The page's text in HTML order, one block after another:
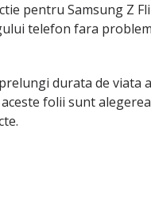
pentru Samsung Z
telefon fara
durata de viata
folii sunt